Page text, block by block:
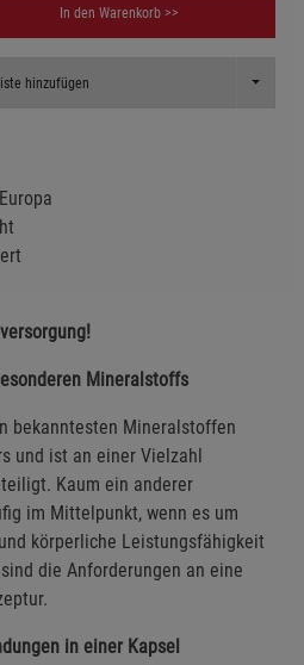
In den Warenkorb >>
hinzufügen Toggle
Mineralstoffs
bekanntesten Mineralstoffen
und ist an einer Vielzahl
Kaum ein anderer
im Mittelpunkt, wenn es um
körperliche Leistungsfähigkeit
die Anforderungen an eine
in einer Kapsel